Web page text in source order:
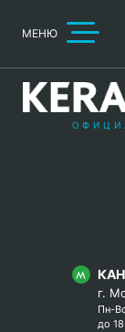
МЕНЮ
г.
Пн-
до